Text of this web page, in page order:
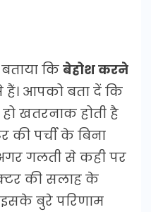
कि बेहोश करने
आपको बता दें कि
खतरनाक होती है
पर्ची के बिना
गलती से कही पर
की सलाह के
बुरे परिणाम